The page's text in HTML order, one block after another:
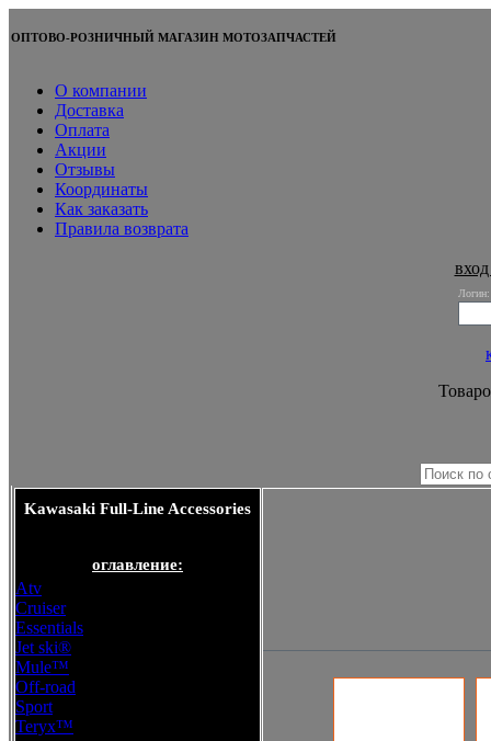
ОПТОВО-РОЗНИЧНЫЙ МАГАЗИН МОТОЗАПЧАСТЕЙ
О компании
Доставка
Оплата
Акции
Отзывы
Координаты
Как заказать
Правила возврата
Логин:
Kawasaki Full-Line Accessories
оглавление:
Atv
Cruiser
Essentials
Jet ski®
Mule™
Off-road
Sport
Teryx™